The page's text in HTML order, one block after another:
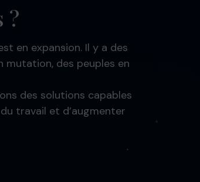
?
en expansion. Il y a des
mutation, des peuples en
des solutions capables
travail et d’augmenter